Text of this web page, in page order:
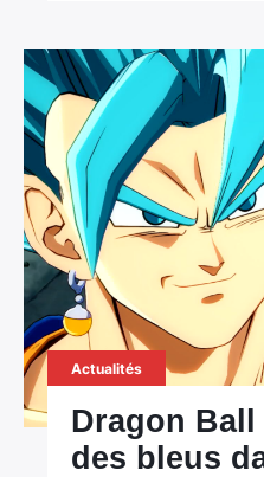
Actualités
Dragon
des bleus